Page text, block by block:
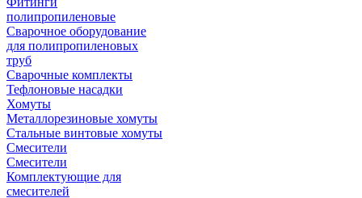
полипропиленовые
Сварочное оборудование
для полипропиленовых
труб
Сварочные комплекты
Тефлоновые насадки
Хомуты
Металлорезиновые хомуты
Стальные винтовые хомуты
Смесители
Смесители
Комплектующие для
смесителей